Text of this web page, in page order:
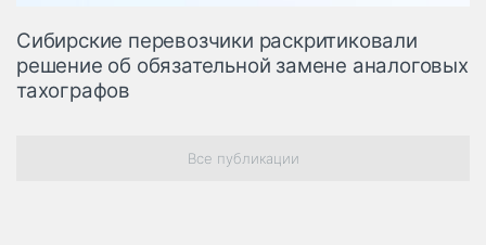
Сибирские перевозчики раскритиковали
решение об обязательной замене аналоговых
тахографов
Все публикации